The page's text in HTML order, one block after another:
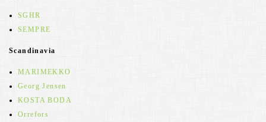
SGHR
SEMPRE
Scandinavia
MARIMEKKO
Georg Jensen
KOSTA BODA
Orrefors